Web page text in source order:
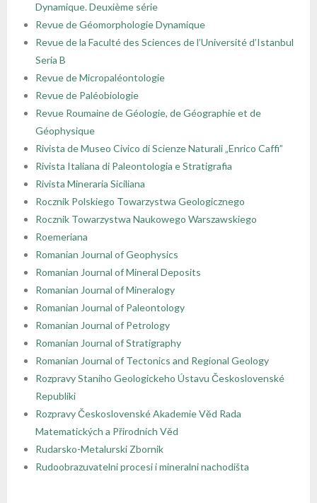
Dynamique. Deuxième série
Revue de Géomorphologie Dynamique
Revue de la Faculté des Sciences de l’Université d’Istanbul
Seria B
Revue de Micropaléontologie
Revue de Paléobiologie
Revue Roumaine de Géologie, de Géographie et de
Géophysique
Rivista de Museo Civico di Scienze Naturali „Enrico Caffi”
Rivista Italiana di Paleontologia e Stratigrafia
Rivista Mineraria Siciliana
Rocznik Polskiego Towarzystwa Geologicznego
Rocznik Towarzystwa Naukowego Warszawskiego
Roemeriana
Romanian Journal of Geophysics
Romanian Journal of Mineral Deposits
Romanian Journal of Mineralogy
Romanian Journal of Paleontology
Romanian Journal of Petrology
Romanian Journal of Stratigraphy
Romanian Journal of Tectonics and Regional Geology
Rozpravy Staniho Geologickeho Ústavu Československé
Republiki
Rozpravy Československé Akademie Věd Rada
Matematických a Přirodních Věd
Rudarsko-Metalurski Zbornik
Rudoobrazuvatelni procesi i mineralni nachodišta